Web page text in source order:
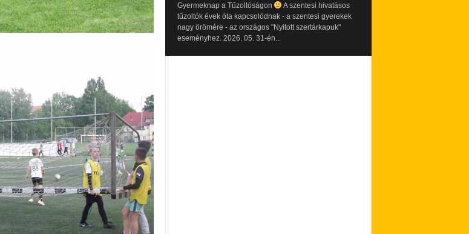
Gyermeknap a Tűzoltóságon
A szentesi hivatásos
tűzoltók évek óta kapcsolódnak - a szentesi gyerekek
nagy örömére - az országos "Nyitott szertárkapuk"
eseményhez. 2026. 05. 31-én...